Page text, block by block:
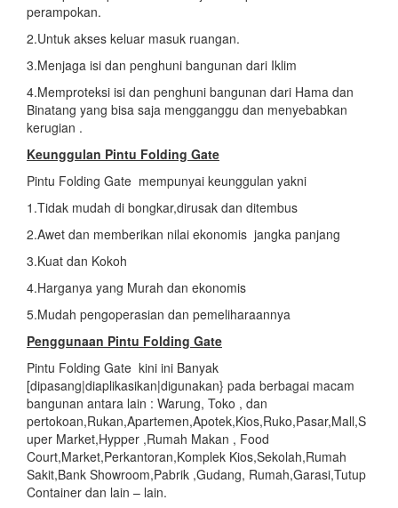
perampokan.
2.Untuk akses keluar masuk ruangan.
3.Menjaga isi dan penghuni bangunan dari Iklim
4.Memproteksi isi dan penghuni bangunan dari Hama dan
Binatang yang bisa saja mengganggu dan menyebabkan
kerugian .
Keunggulan Pintu Folding Gate
Pintu Folding Gate mempunyai keunggulan yakni
1.Tidak mudah di bongkar,dirusak dan ditembus
2.Awet dan memberikan nilai ekonomis jangka panjang
3.Kuat dan Kokoh
4.Harganya yang Murah dan ekonomis
5.Mudah pengoperasian dan pemeliharaannya
Penggunaan Pintu Folding Gate
Pintu Folding Gate kini ini Banyak
[dipasang|diaplikasikan|digunakan} pada berbagai macam
bangunan antara lain : Warung, Toko , dan
pertokoan,Rukan,Apartemen,Apotek,Kios,Ruko,Pasar,Mall,S
uper Market,Hypper ,Rumah Makan , Food
Court,Market,Perkantoran,Komplek Kios,Sekolah,Rumah
Sakit,Bank Showroom,Pabrik ,Gudang, Rumah,Garasi,Tutup
Container dan lain – lain.